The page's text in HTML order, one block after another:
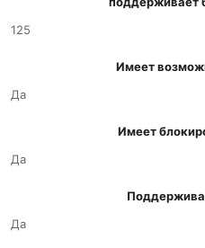
125
Имеет
Да
Имеет
Да
Да